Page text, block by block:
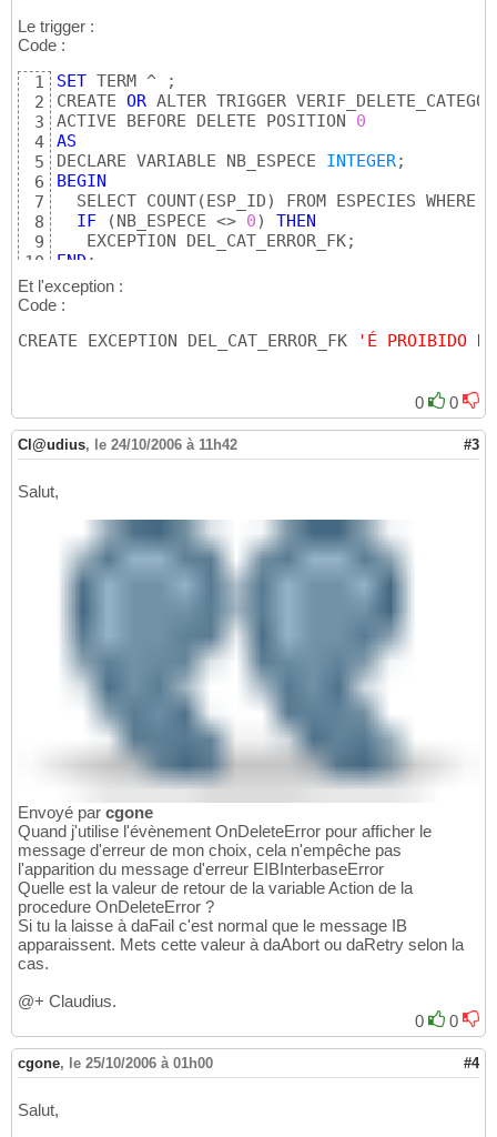
Le trigger :
Code :
1
2
3
4
5
6
7
8
9
10
11
SET TERM ^ ;
CREATE OR ALTER TRIGGER
ACTIVE BEFORE DELETE POSITION 0
AS
DECLARE VARIABLE NB_ESPECE INTEGER
BEGIN
  SELECT COUNT
( ESP_ID)
FROM ESPECIES
IF
( NB_ESPECE <> 0)
THEN
END
SET TERM ^ ;
Et l'exception :
Code :
CREATE EXCEPTION DEL_CAT_ERROR_FK 'É PROIBIDO
0 0
Cl@udius, le 24/10/2006 à 11h42 #3
Salut,
Envoyé par cgone
Quand j'utilise l'évènement OnDeleteError pour afficher le
message d'erreur de mon choix, cela n'empêche pas
l'apparition du message d'erreur EIBInterbaseError
Quelle est la valeur de retour de la variable Action de la
procedure OnDeleteError ?
Si tu la laisse à daFail c'est normal que le message IB
apparaissent. Mets cette valeur à daAbort ou daRetry selon la
cas.
@+ Claudius.
0
0
cgone, le 25/10/2006 à 01h00 #4
Salut,